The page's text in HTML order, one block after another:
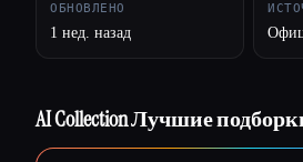
ОБНОВЛЕНО
1 нед. назад
AI Collection Лучшие